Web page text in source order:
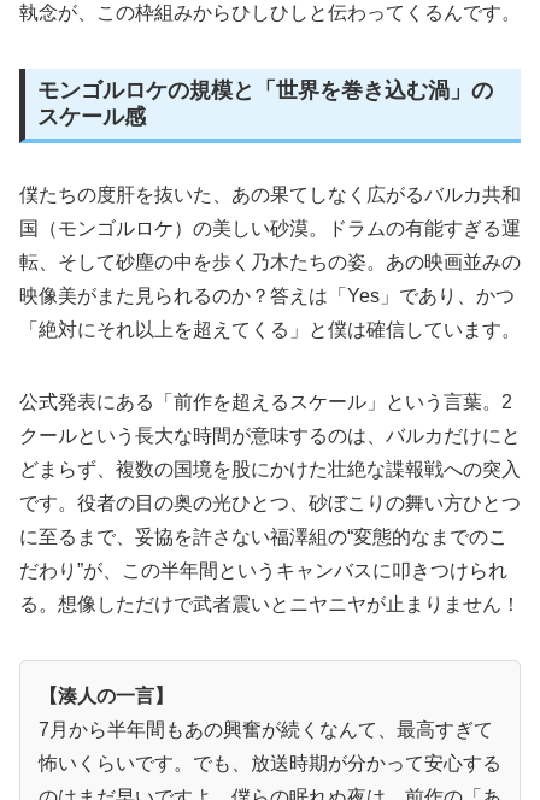
執念が、この枠組みからひしひしと伝わってくるんです。
モンゴルロケの規模と「世界を巻き込む渦」の
スケール感
僕たちの度肝を抜いた、あの果てしなく広がるバルカ共和
国（モンゴルロケ）の美しい砂漠。ドラムの有能すぎる運
転、そして砂塵の中を歩く乃木たちの姿。あの映画並みの
映像美がまた見られるのか？答えは「Yes」であり、かつ
「絶対にそれ以上を超えてくる」と僕は確信しています。
公式発表にある「前作を超えるスケール」という言葉。2
クールという長大な時間が意味するのは、バルカだけにと
どまらず、複数の国境を股にかけた壮絶な諜報戦への突入
です。役者の目の奥の光ひとつ、砂ぼこりの舞い方ひとつ
に至るまで、妥協を許さない福澤組の“変態的なまでのこ
だわり”が、この半年間というキャンバスに叩きつけられ
る。想像しただけで武者震いとニヤニヤが止まりません！
【湊人の一言】
7月から半年間もあの興奮が続くなんて、最高すぎて
怖いくらいです。でも、放送時期が分かって安心する